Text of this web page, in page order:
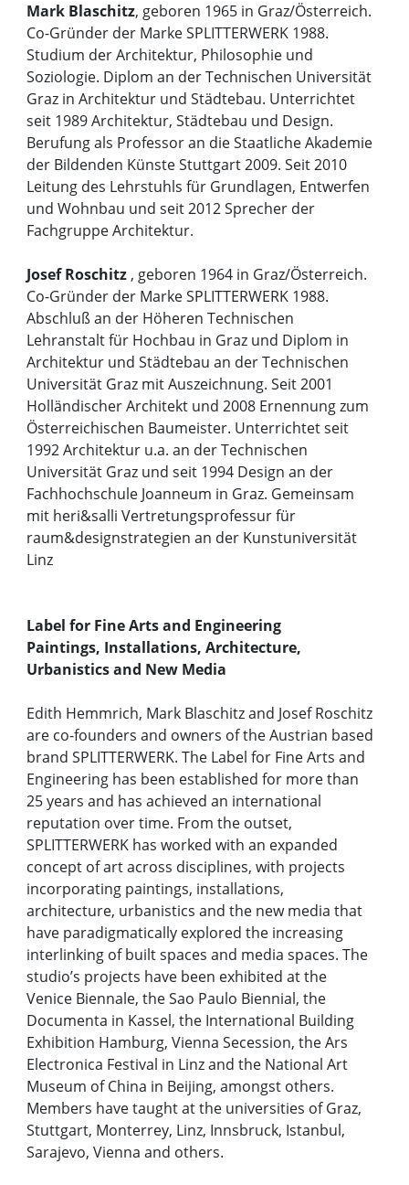
Mark Blaschitz, geboren 1965 in Graz/Österreich.
Co-Gründer der Marke SPLITTERWERK 1988.
Studium der Architektur, Philosophie und
Soziologie. Diplom an der Technischen Universität
Graz in Architektur und Städtebau. Unterrichtet
seit 1989 Architektur, Städtebau und Design.
Berufung als Professor an die Staatliche Akademie
der Bildenden Künste Stuttgart 2009. Seit 2010
Leitung des Lehrstuhls für Grundlagen, Entwerfen
und Wohnbau und seit 2012 Sprecher der
Fachgruppe Architektur.
Josef Roschitz , geboren 1964 in Graz/Österreich.
Co-Gründer der Marke SPLITTERWERK 1988.
Abschluß an der Höheren Technischen
Lehranstalt für Hochbau in Graz und Diplom in
Architektur und Städtebau an der Technischen
Universität Graz mit Auszeichnung. Seit 2001
Holländischer Architekt und 2008 Ernennung zum
Österreichischen Baumeister. Unterrichtet seit
1992 Architektur u.a. an der Technischen
Universität Graz und seit 1994 Design an der
Fachhochschule Joanneum in Graz. Gemeinsam
mit heri&salli Vertretungsprofessur für
raum&designstrategien an der Kunstuniversität
Linz
Label for Fine Arts and Engineering
Paintings, Installations, Architecture,
Urbanistics and New Media
Edith Hemmrich, Mark Blaschitz and Josef Roschitz
are co-founders and owners of the Austrian based
brand SPLITTERWERK. The Label for Fine Arts and
Engineering has been established for more than
25 years and has achieved an international
reputation over time. From the outset,
SPLITTERWERK has worked with an expanded
concept of art across disciplines, with projects
incorporating paintings, installations,
architecture, urbanistics and the new media that
have paradigmatically explored the increasing
interlinking of built spaces and media spaces. The
studio’s projects have been exhibited at the
Venice Biennale, the Sao Paulo Biennial, the
Documenta in Kassel, the International Building
Exhibition Hamburg, Vienna Secession, the Ars
Electronica Festival in Linz and the National Art
Museum of China in Beijing, amongst others.
Members have taught at the universities of Graz,
Stuttgart, Monterrey, Linz, Innsbruck, Istanbul,
Sarajevo, Vienna and others.